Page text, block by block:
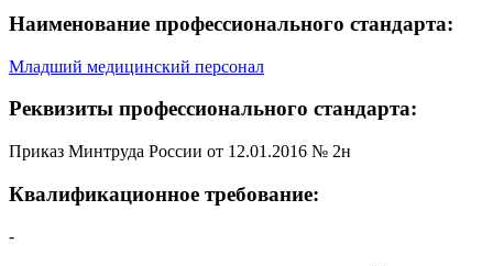
Наименование профессионального стандарта:
Младший медицинский персонал
Реквизиты профессионального стандарта:
Приказ Минтруда России от 12.01.2016 № 2н
Квалификационное требование:
-